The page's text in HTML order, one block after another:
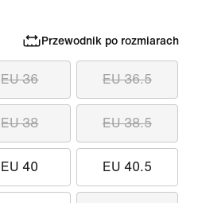
Przewodnik po rozmiarach
EU 36 EU 36.5
EU 38 EU 38.5
EU 40 EU 40.5